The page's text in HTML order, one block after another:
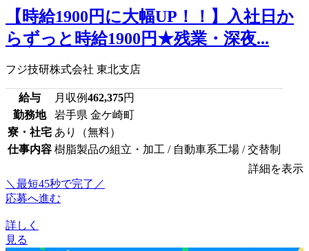
【時給1900円に大幅UP！！】入社日か
らずっと時給1900円★残業・深夜...
フジ技研株式会社 東北支店
給与 月収例462,375円
勤務地
岩手県 金ケ崎町
寮・社宅 あり（無料）
仕事内容 樹脂製品の組立・加工 / 自動車系工場 / 交替制
詳細を表示
＼最短45秒で完了／
応募へ進む
詳しく
見る